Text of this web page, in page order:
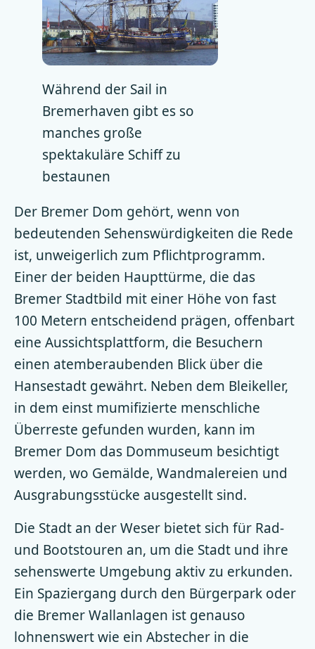
Während der Sail in
Bremerhaven gibt es so
manches große
spektakuläre Schiff zu
bestaunen
Der Bremer Dom gehört, wenn von
bedeutenden Sehenswürdigkeiten die Rede
ist, unweigerlich zum Pflichtprogramm.
Einer der beiden Haupttürme, die das
Bremer Stadtbild mit einer Höhe von fast
100 Metern entscheidend prägen, offenbart
eine Aussichtsplattform, die Besuchern
einen atemberaubenden Blick über die
Hansestadt gewährt. Neben dem Bleikeller,
in dem einst mumifizierte menschliche
Überreste gefunden wurden, kann im
Bremer Dom das Dommuseum besichtigt
werden, wo Gemälde, Wandmalereien und
Ausgrabungsstücke ausgestellt sind.
Die Stadt an der Weser bietet sich für Rad-
und Bootstouren an, um die Stadt und ihre
sehenswerte Umgebung aktiv zu erkunden.
Ein Spaziergang durch den Bürgerpark oder
die Bremer Wallanlagen ist genauso
lohnenswert wie ein Abstecher in die